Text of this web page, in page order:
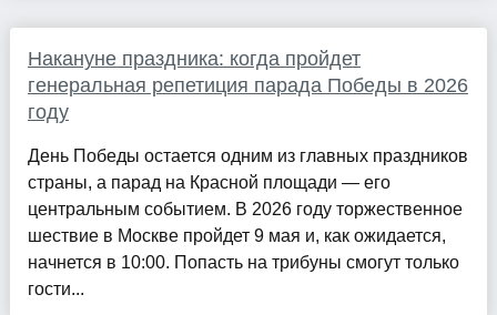
Накануне праздника: когда пройдет
генеральная репетиция парада Победы в 2026
году
День Победы остается одним из главных праздников
страны, а парад на Красной площади — его
центральным событием. В 2026 году торжественное
шествие в Москве пройдет 9 мая и, как ожидается,
начнется в 10:00. Попасть на трибуны смогут только
гости...